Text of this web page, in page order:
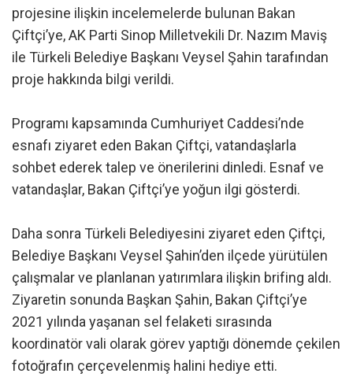
projesine ilişkin incelemelerde bulunan Bakan
Çiftçi’ye, AK Parti Sinop Milletvekili Dr. Nazım Maviş
ile Türkeli Belediye Başkanı Veysel Şahin tarafından
proje hakkında bilgi verildi.
Programı kapsamında Cumhuriyet Caddesi’nde
esnafı ziyaret eden Bakan Çiftçi, vatandaşlarla
sohbet ederek talep ve önerilerini dinledi. Esnaf ve
vatandaşlar, Bakan Çiftçi’ye yoğun ilgi gösterdi.
Daha sonra Türkeli Belediyesini ziyaret eden Çiftçi,
Belediye Başkanı Veysel Şahin’den ilçede yürütülen
çalışmalar ve planlanan yatırımlara ilişkin brifing aldı.
Ziyaretin sonunda Başkan Şahin, Bakan Çiftçi’ye
2021 yılında yaşanan sel felaketi sırasında
koordinatör vali olarak görev yaptığı dönemde çekilen
fotoğrafın çerçevelenmiş halini hediye etti.